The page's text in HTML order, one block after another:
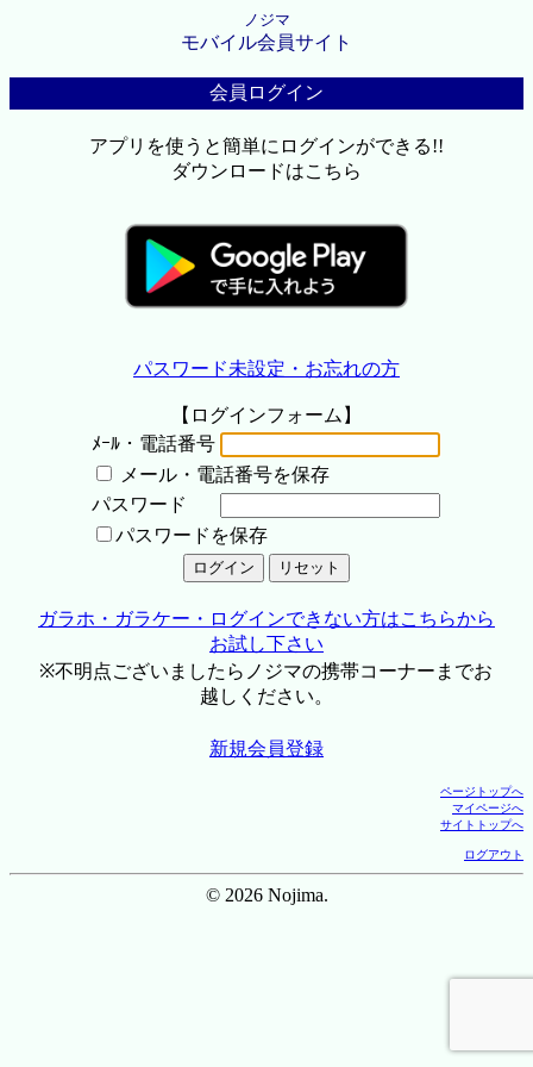
ノジマ
モバイル会員サイト
会員ログイン
アプリを使うと簡単にログインができる!!
ダウンロードはこちら
パスワード未設定・お忘れの方
【ログインフォーム】
ﾒｰﾙ・電話番号
メール・電話番号を保存
パスワード
パスワードを保存
ガラホ・ガラケー・ログインできない方はこちらから
お試し下さい
※不明点ございましたらノジマの携帯コーナーまでお
越しください。
新規会員登録
ページトップへ
マイページへ
サイトトップへ
ログアウト
© 2026 Nojima.